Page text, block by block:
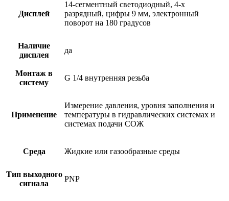
Дисплей
14-сегментный светодиодный, 4-х
разрядный, цифры 9 мм, электронный
поворот на 180 градусов
Наличие
дисплея
да
Монтаж в
систему
G 1/4 внутренняя резьба
Применение
Измерение давления, уровня заполнения и
температуры в гидравлических системах и
системах подачи СОЖ
Среда Жидкие или газообразные среды
Тип выходного
сигнала
PNP